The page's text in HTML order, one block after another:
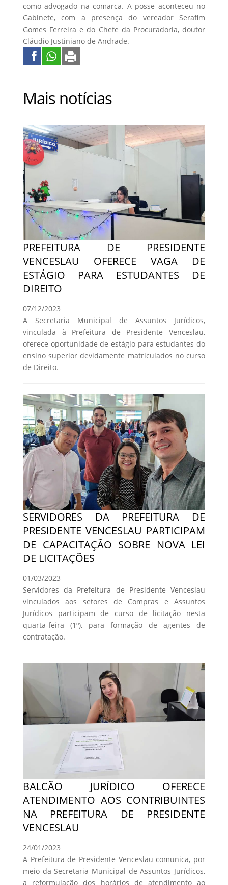
como advogado na comarca. A posse aconteceu no
Gabinete, com a presença do vereador Serafim
Gomes Ferreira e do Chefe da Procuradoria, doutor
Cláudio Justiniano de Andrade.
Mais notícias
PREFEITURA DE PRESIDENTE
VENCESLAU OFERECE VAGA DE
ESTÁGIO PARA ESTUDANTES DE
DIREITO
07/12/2023
A Secretaria Municipal de Assuntos Jurídicos,
vinculada à Prefeitura de Presidente Venceslau,
oferece oportunidade de estágio para estudantes do
ensino superior devidamente matriculados no curso
de Direito.
SERVIDORES DA PREFEITURA DE
PRESIDENTE VENCESLAU PARTICIPAM
DE CAPACITAÇÃO SOBRE NOVA LEI
DE LICITAÇÕES
01/03/2023
Servidores da Prefeitura de Presidente Venceslau
vinculados aos setores de Compras e Assuntos
Jurídicos participam de curso de licitação nesta
quarta-feira (1º), para formação de agentes de
contratação.
BALCÃO JURÍDICO OFERECE
ATENDIMENTO AOS CONTRIBUINTES
NA PREFEITURA DE PRESIDENTE
VENCESLAU
24/01/2023
A Prefeitura de Presidente Venceslau comunica, por
meio da Secretaria Municipal de Assuntos Jurídicos,
a reformulação dos horários de atendimento ao